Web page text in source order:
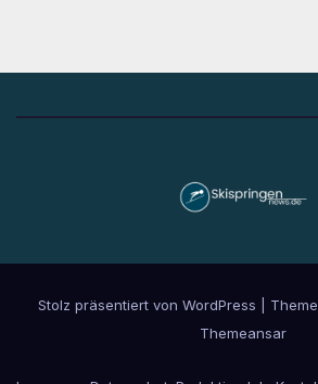
Stolz präsentiert von WordPress
Themeansar